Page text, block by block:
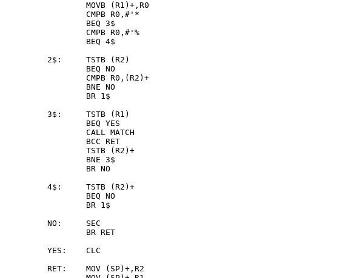
        MOVB (R1)+,R0
        CMPB R0,#'*
        BEQ 3$
        CMPB R0,#'%
        BEQ 4$
2$:     TSTB (R2)
        BEQ NO
        CMPB R0,(R2)+
        BNE NO
        BR 1$
3$:     TSTB (R1)
        BEQ YES
        CALL MATCH
        BCC RET
        TSTB (R2)+
        BNE 3$
        BR NO
4$:     TSTB (R2)+
        BEQ NO
        BR 1$
NO:     SEC
        BR RET
YES:    CLC
RET:    MOV (SP)+,R2